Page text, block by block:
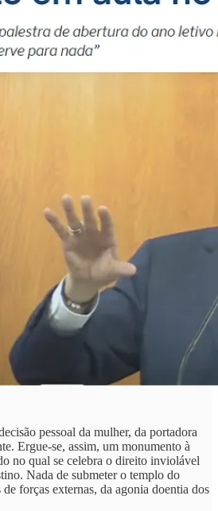
pessoal da mulher, da portadora
Ergue-se, assim, um monumento à
no qual se celebra o direito inviolável
Nada de submeter o templo do
forças externas, da agonia doentia dos